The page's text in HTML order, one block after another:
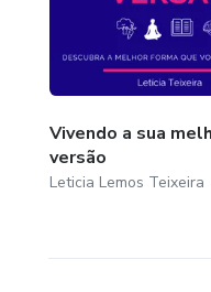
Vivendo a sua
versão
Leticia Lemos Teixeira